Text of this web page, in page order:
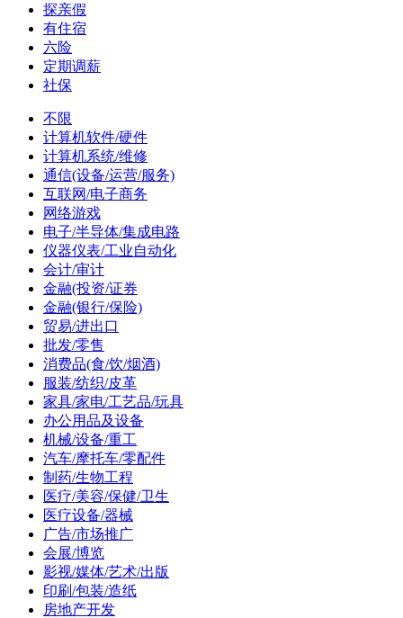
探亲假
有住宿
六险
定期调薪
社保
不限
计算机软件/硬件
计算机系统/维修
通信(设备/运营/服务)
互联网/电子商务
网络游戏
电子/半导体/集成电路
仪器仪表/工业自动化
会计/审计
金融(投资/证券
金融(银行/保险)
贸易/进出口
批发/零售
消费品(食/饮/烟酒)
服装/纺织/皮革
家具/家电/工艺品/玩具
办公用品及设备
机械/设备/重工
汽车/摩托车/零配件
制药/生物工程
医疗/美容/保健/卫生
医疗设备/器械
广告/市场推广
会展/博览
影视/媒体/艺术/出版
印刷/包装/造纸
房地产开发